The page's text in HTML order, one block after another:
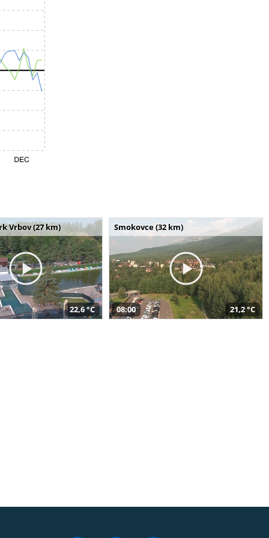
Vrbov (27 km)
22,6 °C
Smokovce (32 km)
08:00 21,2 °C